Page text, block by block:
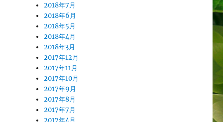
2018年7月
2018年6月
2018年5月
2018年4月
2018年3月
2017年12月
2017年11月
2017年10月
2017年9月
2017年8月
2017年7月
2017年4月